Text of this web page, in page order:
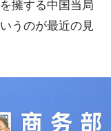
擁する中国当局
うのが最近の見